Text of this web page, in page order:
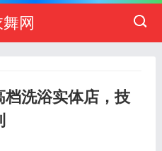
网
洗浴实体店，技